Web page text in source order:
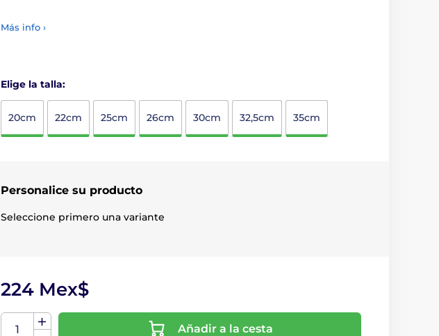
Más info ›
Elige la talla:
20cm 22cm 25cm 26cm 30cm 32,5cm 35cm
Personalice su producto
Seleccione primero una variante
224 Mex$
Añadir a la cesta